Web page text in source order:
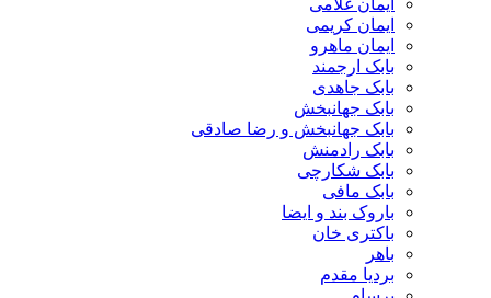
ایمان غلامی
ایمان کریمی
ایمان ماهرو
بابک ارجمند
بابک جاهدی
بابک جهانبخش
بابک جهانبخش و رضا صادقی
بابک رادمنش
بابک شکارچی
بابک مافی
باروک بند و ایضا
باکتری خان
باهر
بردیا مقدم